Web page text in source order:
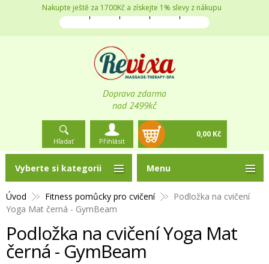
Doprava zdarma
nad 2499kč
Nakupte ještě za 1700Kč a získejte 1% slevy z nákupu
Hľadať Přihlásit
0,00 Kč
Úvod Fitness pomůcky pro cvičení
Podložka na cvičení
Yoga Mat černá - GymBeam
Podložka na cvičení Yoga Mat
černá - GymBeam
Vyberte si kategorii Menu